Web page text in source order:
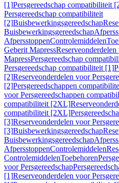
[1]Persgereedschap compatibiliteit
Persgereedschap compatibiliteit
[2]Buisbewerkingsgereedschap
Buisbewerkingsgereedschap
AfpersstoppenControlemiddelen
Geberit Mapress
MapressPersgereedschap
Persgereedschap compatibiliteit [1]
[2]Reserveonderdelen voor
[2]Persgereedschappen
voor Persgereedschappen
compatibiliteit [2XL]
compatibiliteit [2XL]
[3]Reserveonderdelen voor
[3]Buisbewerkingsgereedschap
Buisbewerkingsgereedschap
AfpersstoppenControlemiddelen
ControlemiddelenToebehoren
voor Persgereedschap
[1]Reserveonderdelen voor